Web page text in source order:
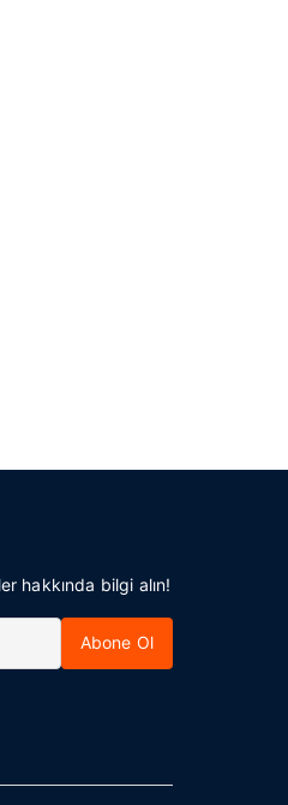
hakkında bilgi alın!
Abone Ol